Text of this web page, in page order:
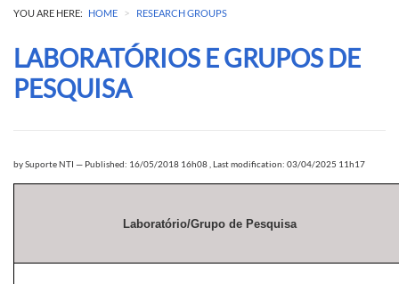
YOU ARE HERE: HOME > RESEARCH GROUPS
LABORATÓRIOS E GRUPOS DE
PESQUISA
bySuporte NTI — Published: 16/05/2018 16h08 Last modification: 03/04/2025 11h17
Laboratório/Grupo de Pesquisa